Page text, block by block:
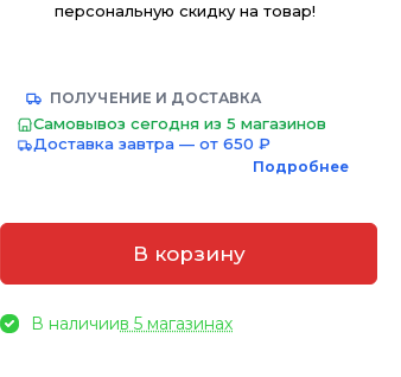
персональную скидку на товар!
ПОЛУЧЕНИЕ И ДОСТАВКА
Самовывоз сегодня из 5 магазинов
Доставка завтра — от 650 ₽
Подробнее
В корзину
В наличиив 5 магазинах